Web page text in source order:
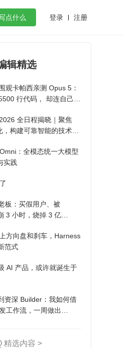
点什么 登录 注册
flutter
辑精选
观卡帕西亲测 Opus 5：
行代码， 却连自己写
全日程揭晓｜聚焦
构建可靠智能的技术路
：全模态统一大模型
实践
板：买假用户、被
3 小时，烧掉 3 亿
方向盘和刹车，Harness
范式
AI 产品，或许就诞生于
资深 Builder：我如何借
工作流，一周做出
精选内容 >